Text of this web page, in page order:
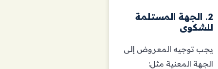
2. الجهة المستلمة
للشكوى
يجب توجيه المعروض إلى
الجهة المعنية مثل: